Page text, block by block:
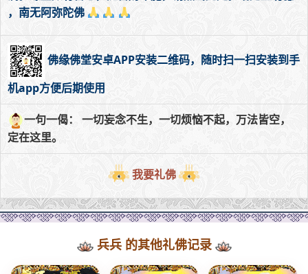
，南无阿弥陀佛
佛缘佛堂安卓APP安装二维码，随时扫一扫安装到手
机app方便后期使用
一句一偈： 一切妄念不生，一切烦恼不起，万法皆空，
定在这里。
我要礼佛
兵兵 的其他礼佛记录